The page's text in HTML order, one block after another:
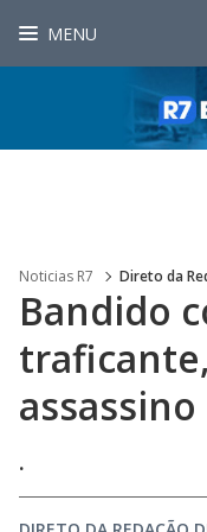
MENU
Noticias R7 Direto da
Bandido
assassino
.